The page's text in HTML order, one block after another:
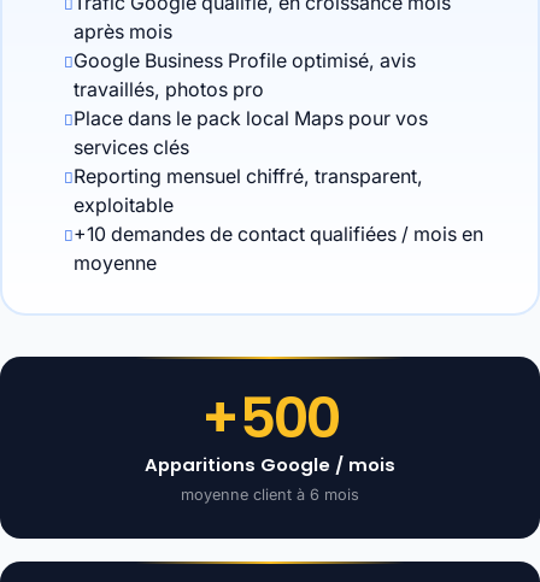
après mois
Google Business Profile optimisé, avis
travaillés, photos pro
Place dans le pack local Maps pour vos
services clés
Reporting mensuel chiffré, transparent,
exploitable
+10 demandes de contact qualifiées / mois en
moyenne
+500
Apparitions Google / mois
moyenne client à 6 mois